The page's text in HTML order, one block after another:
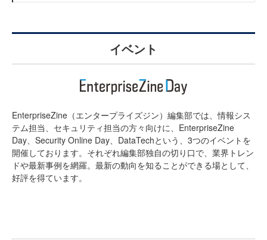
イベント
EnterpriseZine（エンタープライズジン）編集部では、情報シス
テム担当、セキュリティ担当の方々向けに、EnterpriseZine
Day、Security Online Day、DataTechという、3つのイベントを
開催しております。それぞれ編集部独自の切り口で、業界トレン
ドや最新事例を網羅。最新の動向を知ることができる場として、
好評を得ています。